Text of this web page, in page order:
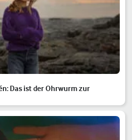
Das ist der Ohrwurm zur